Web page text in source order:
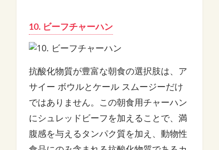
10. ビーフチャーハン
抗酸化物質が豊富な朝食の選択肢は、ア
サイー ボウルとケール スムージーだけ
ではありません。この朝食用チャーハン
にシュレッドビーフを加えることで、満
腹感を与えるタンパク質を加え、動物性